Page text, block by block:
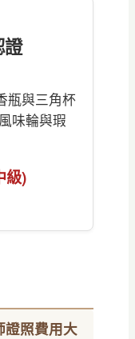
瓶與三角杯
味輪與瑕
級)
證照費用大